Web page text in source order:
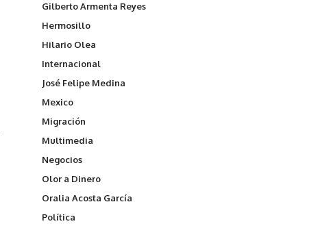
Gilberto Armenta Reyes
Hermosillo
Hilario Olea
Internacional
José Felipe Medina
Mexico
Migración
Multimedia
Negocios
Olor a Dinero
Oralia Acosta García
Política